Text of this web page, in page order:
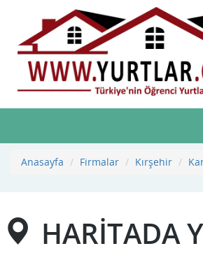
Anasayfa
Firmalar Kırşehir
HARİTADA